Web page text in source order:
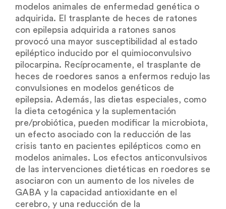
modelos animales de enfermedad genética o
adquirida. El trasplante de heces de ratones
con epilepsia adquirida a ratones sanos
provocó una mayor susceptibilidad al estado
epiléptico inducido por el quimioconvulsivo
pilocarpina. Recíprocamente, el trasplante de
heces de roedores sanos a enfermos redujo las
convulsiones en modelos genéticos de
epilepsia. Además, las dietas especiales, como
la dieta cetogénica y la suplementación
pre/probiótica, pueden modificar la microbiota,
un efecto asociado con la reducción de las
crisis tanto en pacientes epilépticos como en
modelos animales. Los efectos anticonvulsivos
de las intervenciones dietéticas en roedores se
asociaron con un aumento de los niveles de
GABA y la capacidad antioxidante en el
cerebro, y una reducción de la